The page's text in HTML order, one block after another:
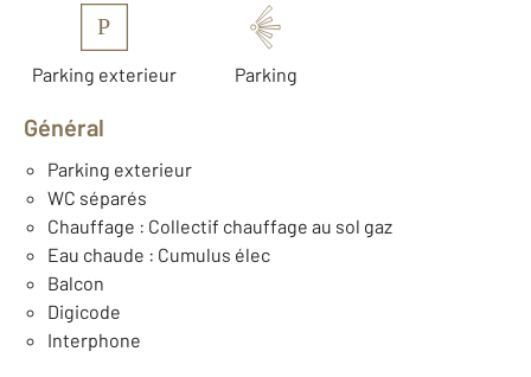
P
Parking exterieur Parking
Général
Parking exterieur
WC séparés
Chauffage : Collectif chauffage au sol gaz
Eau chaude : Cumulus élec
Balcon
Digicode
Interphone